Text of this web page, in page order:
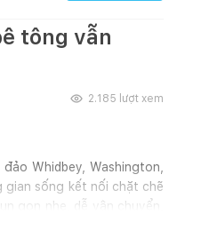
tông vẫn
2.185 lượt xem
Whidbey, Washington,
gian sống kết nối chặt chẽ
gọn nhẹ, dễ vận chuyển,